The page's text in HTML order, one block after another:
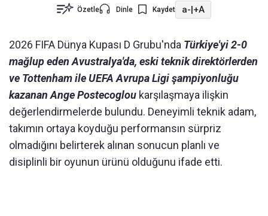
Özetle Dinle Kaydet a-|+A
2026 FIFA Dünya Kupası D Grubu'nda Türkiye'yi 2-0
mağlup eden Avustralya'da, eski teknik direktörlerden
ve Tottenham ile UEFA Avrupa Ligi şampiyonluğu
kazanan Ange Postecoglou karşılaşmaya ilişkin
değerlendirmelerde bulundu. Deneyimli teknik adam,
takımın ortaya koyduğu performansın sürpriz
olmadığını belirterek alınan sonucun planlı ve
disiplinli bir oyunun ürünü olduğunu ifade etti.